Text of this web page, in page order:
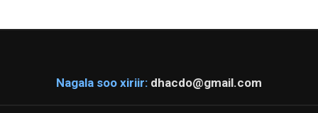
Nagala soo xiriir: dhacdo@gmail.com